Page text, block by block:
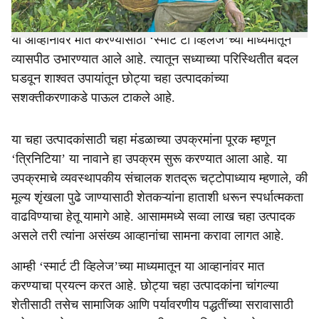
आव्हानांचा सामना करावा लागत आहे.
या आव्हानांवर मात करण्यासाठी ‘स्मार्ट टी व्हिलेज’च्या माध्यमातून
व्यासपीठ उभारण्यात आले आहे. त्यातून सध्याच्या परिस्थितीत बदल
घडवून शाश्वत उपायांतून छोट्या चहा उत्पादकांच्या
सशक्तीकरणाकडे पाऊल टाकले आहे.
या चहा उत्पादकांसाठी चहा मंडळाच्या उपक्रमांना पूरक म्हणून
‘त्रिनिटिया’ या नावाने हा उपक्रम सुरू करण्यात आला आहे. या
उपक्रमाचे व्यवस्थापकीय संचालक शतद्रू चट्टोपाध्याय म्हणाले, की
मूल्य शृंखला पुढे जाण्यासाठी शेतकऱ्यांना हाताशी धरून स्पर्धात्मकता
वाढविण्याचा हेतू यामागे आहे. आसाममध्ये सव्वा लाख चहा उत्पादक
असले तरी त्यांना असंख्य आव्हानांचा सामना करावा लागत आहे.
आम्ही ‘स्मार्ट टी व्हिलेज’च्या माध्यमातून या आव्हानांवर मात
करण्याचा प्रयत्न करत आहे. छोट्या चहा उत्पादकांना चांगल्या
शेतीसाठी तसेच सामाजिक आणि पर्यावरणीय पद्धतींच्या सरावासाठी